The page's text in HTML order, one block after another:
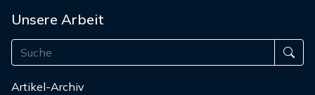
Unsere Arbeit
Artikel-Archiv